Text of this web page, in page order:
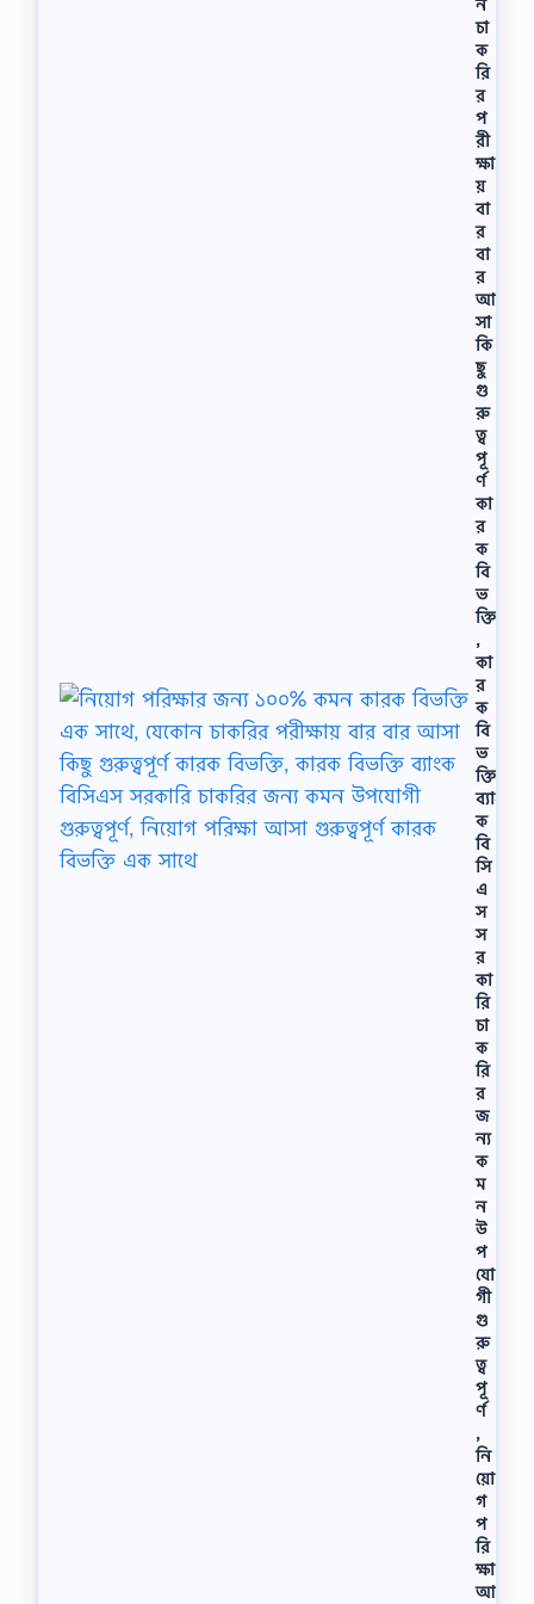
চা
ক
রি
র
প
রী
ক্ষা
য়
বা
র
বা
র
আ
সা
কি
ছু
গু
রু
ত্ব
পূ
র্ণ
কা
র
ক
বি
ভ
ক্তি
,
কা
র
ক
বি
ভ
ক্তি
ব্যাং
ক
বি
সি
এ
স
স
র
কা
রি
চা
ক
রি
র
জ
ন্য
ক
ম
ন
উ
প
যো
গী
গু
রু
ত্ব
পূ
র্ণ
,
নি
য়ো
গ
প
রি
ক্ষা
আ